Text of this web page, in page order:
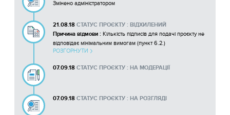
Змінено адміністратором
21.08.18 СТАТУС ПРОЄКТУ : ВІДХИЛЕНИЙ
Причина відмови : Кількість підписів для подачі проєкту не
відповідає мінімальним вимогам (пункт 6.2.)
15348463657213_kartka-analizu-proekt-37.pdf
РОЗГОРНУТИ
07.09.18 СТАТУС ПРОЄКТУ : НА МОДЕРАЦІЇ
07.09.18 СТАТУС ПРОЄКТУ : НА РОЗГЛЯДІ